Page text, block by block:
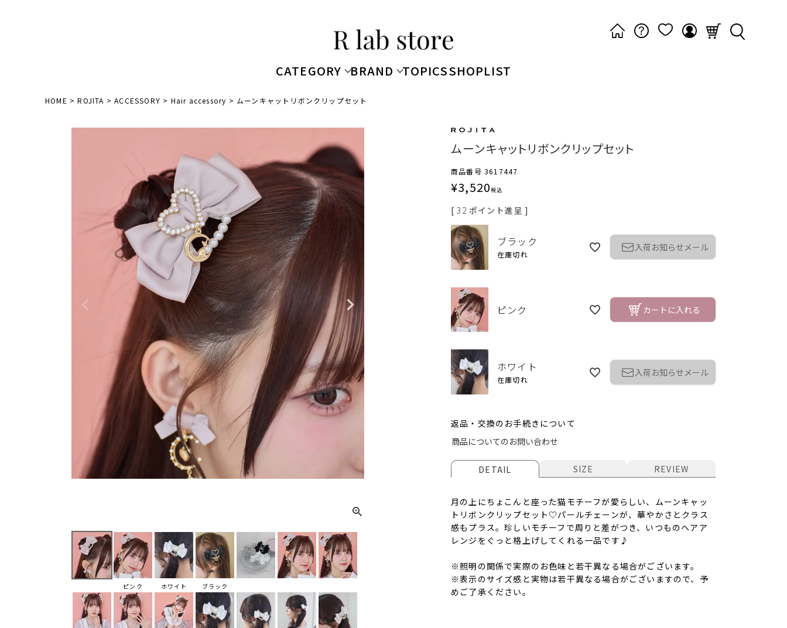
CATEGORY BRAND TOPICSSHOPLIST
HOME ROJITA ACCESSORY Hair accessory ムーンキャットリボンクリップセット
ピンク
ピンク ホワイト ブラック
ムーンキャットリボンクリップセット
商品番号 3617447
¥3,520税込
[ 32 ポイント進呈 ]
ブラック
在庫切れ
入荷お知らせメール
ピンク カートに入れる
ホワイト
在庫切れ
入荷お知らせメール
返品・交換のお手続きについて
商品についてのお問い合わせ
DETAIL SIZE REVIEW
月の上にちょこんと座った猫モチーフが愛らしい、ムーンキャッ
トリボンクリップセット♡パールチェーンが、華やかさとクラス
感もプラス。珍しいモチーフで周りと差がつき、いつものヘアア
レンジをぐっと格上げしてくれる一品です♪
※照明の関係で実際のお色味と若干異なる場合がございます。
※表示のサイズ感と実物は若干異なる場合がございますので、予
めご了承ください。